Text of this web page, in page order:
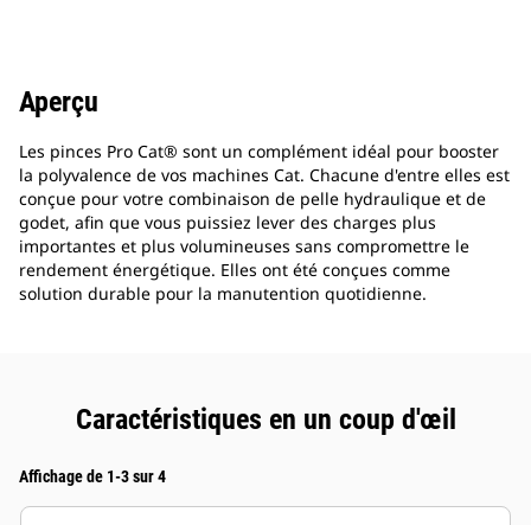
Aperçu
Les pinces Pro Cat® sont un complément idéal pour booster
la polyvalence de vos machines Cat. Chacune d'entre elles est
conçue pour votre combinaison de pelle hydraulique et de
godet, afin que vous puissiez lever des charges plus
importantes et plus volumineuses sans compromettre le
rendement énergétique. Elles ont été conçues comme
solution durable pour la manutention quotidienne.
Caractéristiques en un coup d'œil
Affichage de 1-3 sur 4